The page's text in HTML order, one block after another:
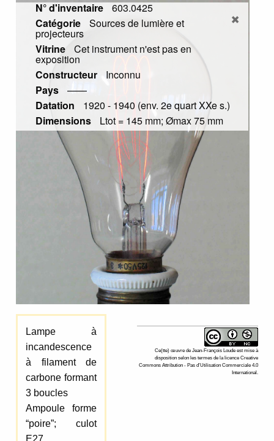
N° d'inventaire
603.0425
Catégorie
Sources de lumière et
projecteurs
Vitrine
Cet instrument n'est pas en
exposition
Constructeur
Inconnu
Pays
——
Datation
1920 - 1940 (env. 2e quart XXe s.)
Dimensions
Ltot = 145 mm; Ømax 75 mm
Lampe à
incandescence
à filament de
carbone formant
3 boucles
Ampoule forme
“poire”; culot
E27
Ce(tte) œuvre de Jean-François Loude est mise à
disposition selon les termes de la licence Creative
Commons Attribution - Pas d’Utilisation Commerciale 4.0
International.